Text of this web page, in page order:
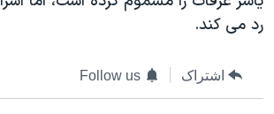
دادگاه حمید نوری
چهل سال گروگان‌گیری
قانون شفافیت دارائی کادر رهبری ایران
رد می کند.
اشتراک Follow us